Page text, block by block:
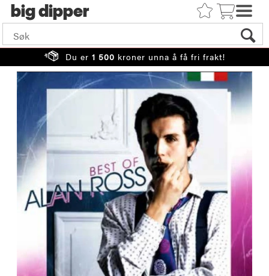
big
Du er 1 500 kroner unna å få fri frakt!